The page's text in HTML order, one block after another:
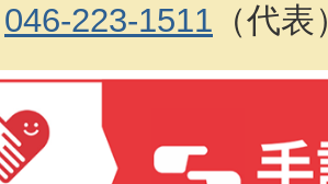
046-223-1511 （代表